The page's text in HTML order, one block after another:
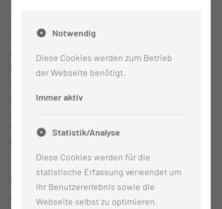
Besonders freuen wir uns, den Lausitzer
Pflegeaward zu verleihen und zusätzlich drei
Poster-Preise zu prämieren – Auszeichnungen, die
die herausragende Arbeit unserer Kolleginnen und
Kollegen würdigen und die Vielfalt der Pflege
sichtbar macht.
Lassen Sie uns diesen Tag nutzen, um voneinander
zu lernen und gemeinsam neue Wege zu gestalten.
Wir wünschen allen einen inspirierenden und
bereichernden Kongresstag!
Herzliche Grüße,
Andrea Stewig-Nitschke
Notwendig
Diese Cookies werden zum Betrieb
der Webseite benötigt.
Immer aktiv
Statistik/Analyse
Diese Cookies werden für die
statistische Erfassung verwendet um
Ihr Benutzererlebnis sowie die
Webseite selbst zu optimieren.